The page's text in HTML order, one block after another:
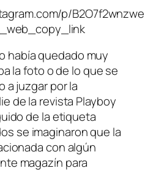
p/
había quedado muy
la foto o de lo que se
a juzgar por la
de la revista Playboy
de la etiqueta
se imaginaron que la
con algún
magazín para